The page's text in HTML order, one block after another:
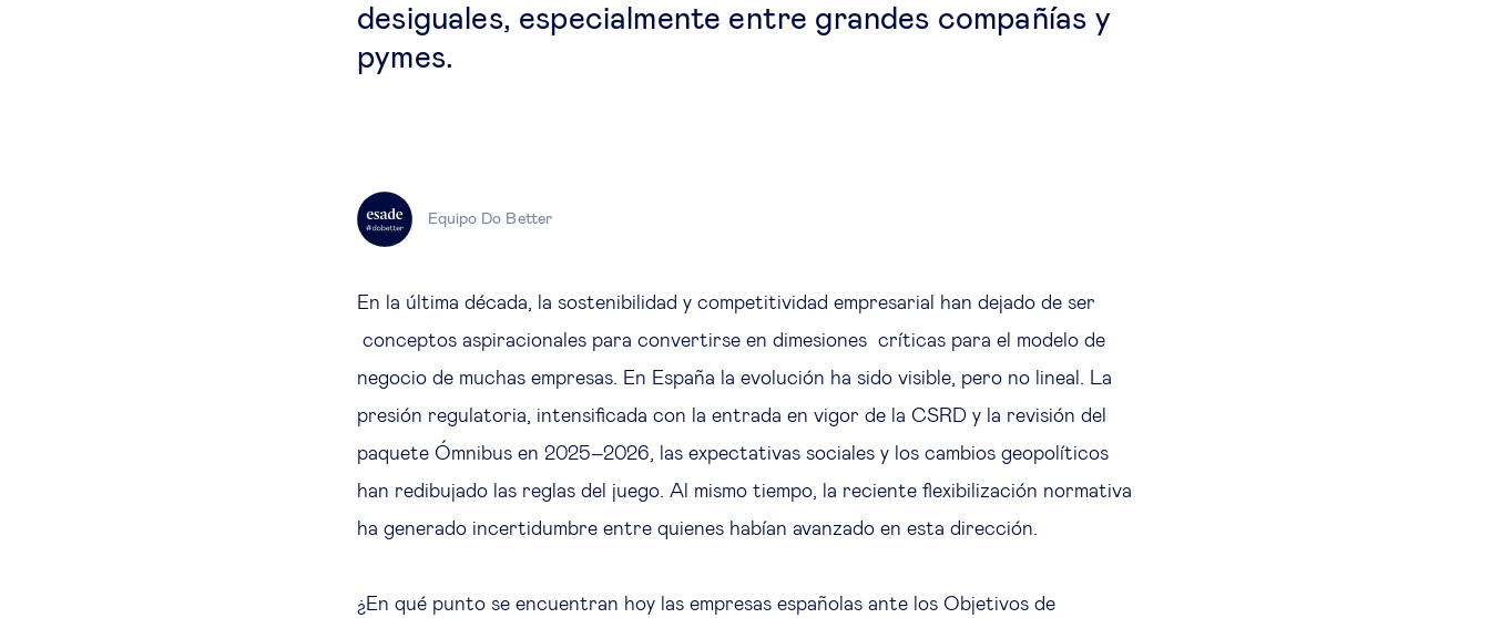
desiguales, especialmente entre grandes compañías y
pymes.
Equipo Do Better
En la última década, la sostenibilidad y competitividad empresarial han dejado de ser
conceptos aspiracionales para convertirse en dimesiones críticas para el modelo de
negocio de muchas empresas. En España la evolución ha sido visible, pero no lineal. La
presión regulatoria, intensificada con la entrada en vigor de la CSRD y la revisión del
paquete Ómnibus en 2025–2026, las expectativas sociales y los cambios geopolíticos
han redibujado las reglas del juego. Al mismo tiempo, la reciente flexibilización normativa
ha generado incertidumbre entre quienes habían avanzado en esta dirección.
¿En qué punto se encuentran hoy las empresas españolas ante los Objetivos de